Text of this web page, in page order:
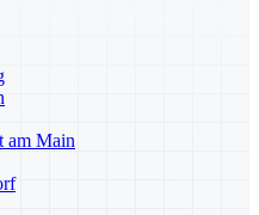
am Main